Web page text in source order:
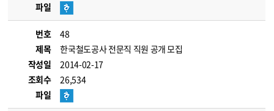
파일
번호
48
제목
한국철도공사 전문직 직원 공개 모집
작성일
2014-02-17
조회수
26,534
파일